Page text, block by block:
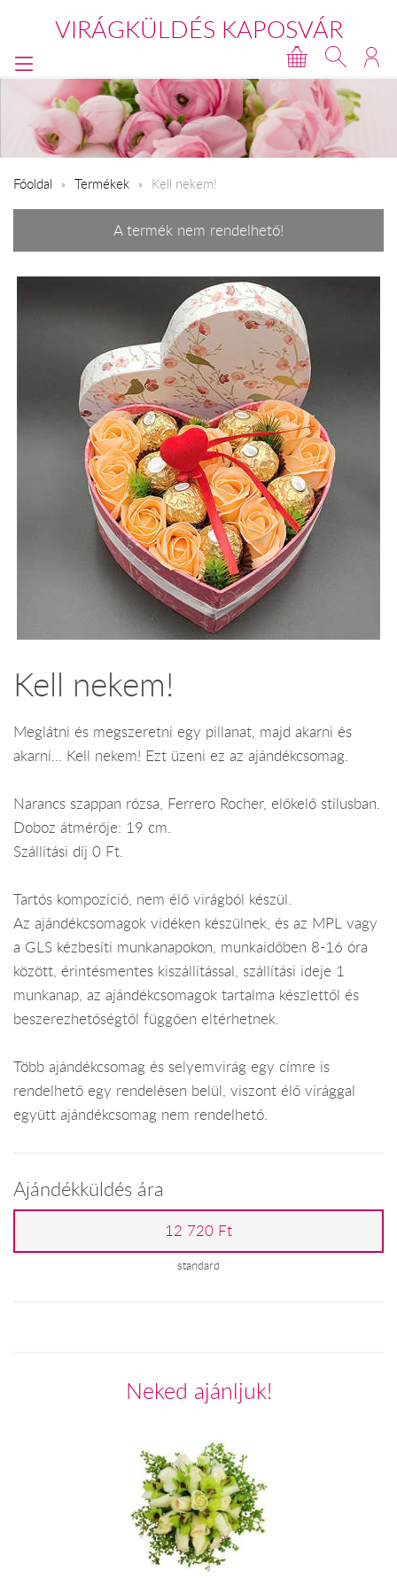
VIRÁGKÜLDÉS KAPOSVÁR
Főoldal Termékek Kell nekem!
A termék nem rendelhető!
Kell nekem!
Meglátni és megszeretni egy pillanat, majd akarni és
akarni... Kell nekem! Ezt üzeni ez az ajándékcsomag.
Narancs szappan rózsa, Ferrero Rocher, előkelő stílusban.
Doboz átmérője: 19 cm.
Szállítási díj 0 Ft.
Tartós kompozíció, nem élő virágból készül.
Az ajándékcsomagok vidéken készülnek, és az MPL vagy
a GLS kézbesíti munkanapokon, munkaidőben 8-16 óra
között, érintésmentes kiszállítással, szállítási ideje 1
munkanap, az ajándékcsomagok tartalma készlettől és
beszerezhetőségtől függően eltérhetnek.
Több ajándékcsomag és selyemvirág egy címre is
rendelhető egy rendelésen belül, viszont élő virággal
együtt ajándékcsomag nem rendelhető.
Ajándékküldés ára
12 720 Ft
standard
Neked ajánljuk!